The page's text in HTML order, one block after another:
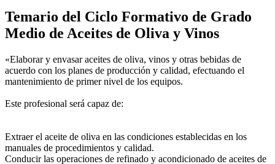
Temario del Ciclo Formativo de Grado
Medio de Aceites de Oliva y Vinos
«Elaborar y envasar aceites de oliva, vinos y otras bebidas de
acuerdo con los planes de producción y calidad, efectuando el
mantenimiento de primer nivel de los equipos.
Este profesional será capaz de:
Extraer el aceite de oliva en las condiciones establecidas en los
manuales de procedimientos y calidad.
Conducir las operaciones de refinado y acondicionado de aceites de